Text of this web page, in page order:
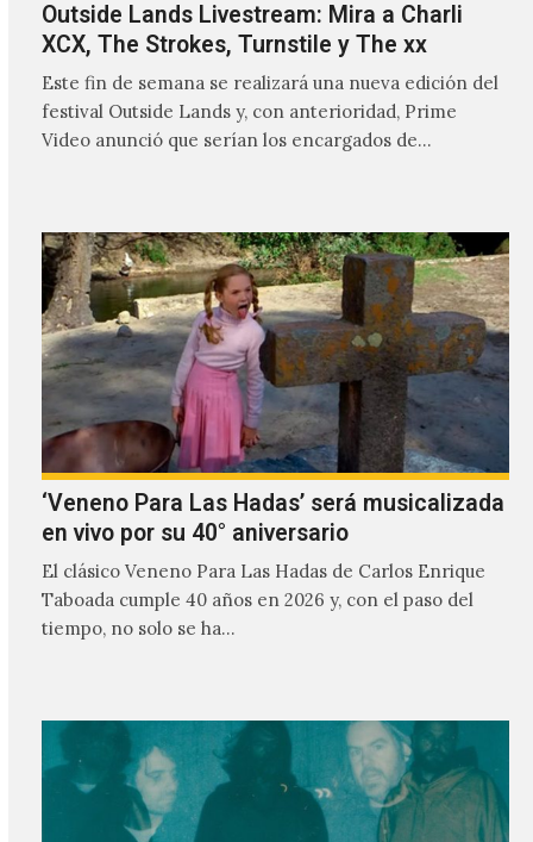
Outside Lands Livestream: Mira a Charli
XCX, The Strokes, Turnstile y The xx
Este fin de semana se realizará una nueva edición del
festival Outside Lands y, con anterioridad, Prime
Video anunció que serían los encargados de
‘Veneno Para Las Hadas’ será musicalizada
en vivo por su 40° aniversario
El clásico Veneno Para Las Hadas de Carlos Enrique
Taboada cumple 40 años en 2026 y, con el paso del
tiempo, no solo se ha…